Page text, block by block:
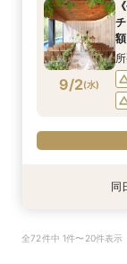
9/2(水)
同
全72件中 1件〜20件表示